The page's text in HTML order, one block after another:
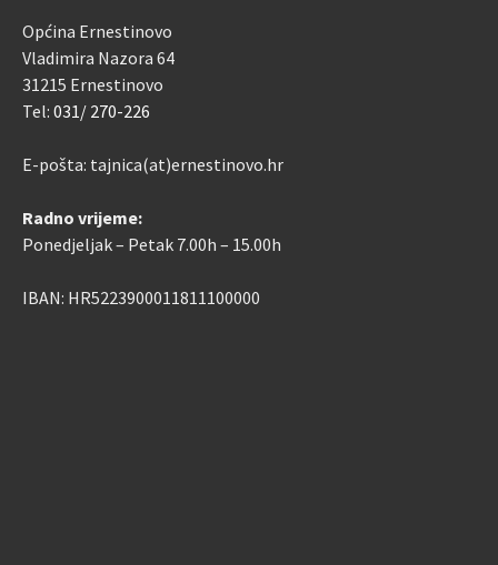
Općina Ernestinovo
Vladimira Nazora 64
31215 Ernestinovo
Tel: 031/ 270-226
E-pošta: tajnica(at)ernestinovo.hr
Radno vrijeme:
Ponedjeljak – Petak 7.00h – 15.00h
IBAN: HR5223900011811100000